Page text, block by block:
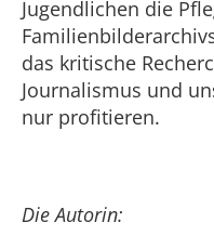
Jugendlichen die
das kritische
Journalismus und
nur profitieren.
Die Autorin: